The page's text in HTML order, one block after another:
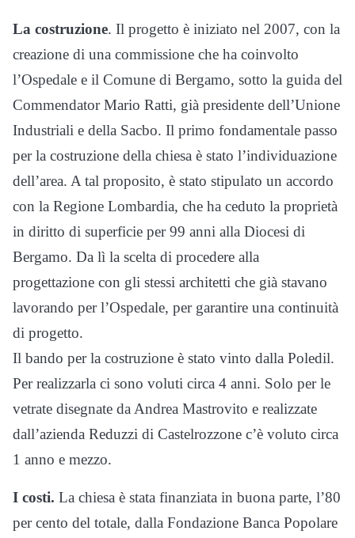
La costruzione. Il progetto è iniziato nel 2007, con la
creazione di una commissione che ha coinvolto
l’Ospedale e il Comune di Bergamo, sotto la guida del
Commendator Mario Ratti, già presidente dell’Unione
Industriali e della Sacbo. Il primo fondamentale passo
per la costruzione della chiesa è stato l’individuazione
dell’area. A tal proposito, è stato stipulato un accordo
con la Regione Lombardia, che ha ceduto la proprietà
in diritto di superficie per 99 anni alla Diocesi di
Bergamo. Da lì la scelta di procedere alla
progettazione con gli stessi architetti che già stavano
lavorando per l’Ospedale, per garantire una continuità
di progetto.
Il bando per la costruzione è stato vinto dalla Poledil.
Per realizzarla ci sono voluti circa 4 anni. Solo per le
vetrate disegnate da Andrea Mastrovito e realizzate
dall’azienda Reduzzi di Castelrozzone c’è voluto circa
1 anno e mezzo.
I costi. La chiesa è stata finanziata in buona parte, l’80
per cento del totale, dalla Fondazione Banca Popolare